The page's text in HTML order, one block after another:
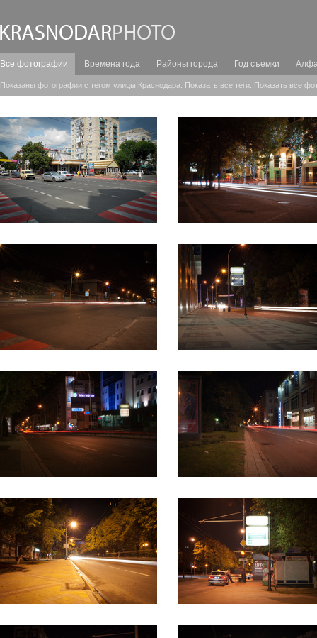
Все фотографии Времена года Районы города Год съемки
Показаны фотографии с тегом улицы Краснодара . Показать все теги . Показать все